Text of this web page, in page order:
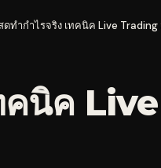
ดทำกำไรจริง เทคนิค Live
คนิค